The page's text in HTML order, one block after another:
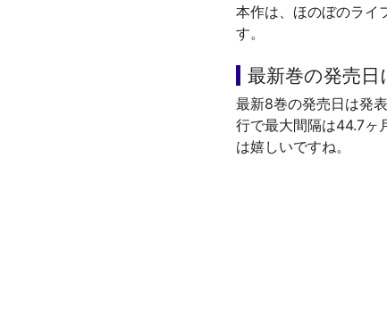
本作は、ほのぼのライ
す。
最新巻の発売日
最新8巻の発売日は発
行で最大間隔は44.7ヶ
は嬉しいですね。